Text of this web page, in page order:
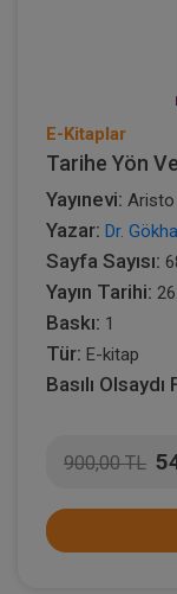
E-Kitaplar
Tarihe Yön
Yayınevi: Aristo
Yazar: Dr.
Sayfa Sayısı:
Yayın Tarihi:
Baskı: 1
Tür: E-kitap
Basılı Olsaydı
900,00 TL